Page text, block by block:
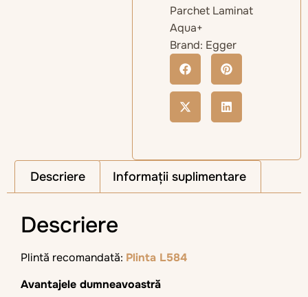
Parchet Laminat
Aqua+
Brand: Egger
Descriere Informații suplimentare
Descriere
Plintă recomandată: Plinta L584
Avantajele dumneavoastră